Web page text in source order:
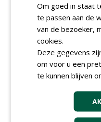
meer
GREEN
Iedereen kan
Om goed in staat
te passen aan de
van de bezoeker,
cookies.
Deze gegevens
om voor u een
te kunnen blijven